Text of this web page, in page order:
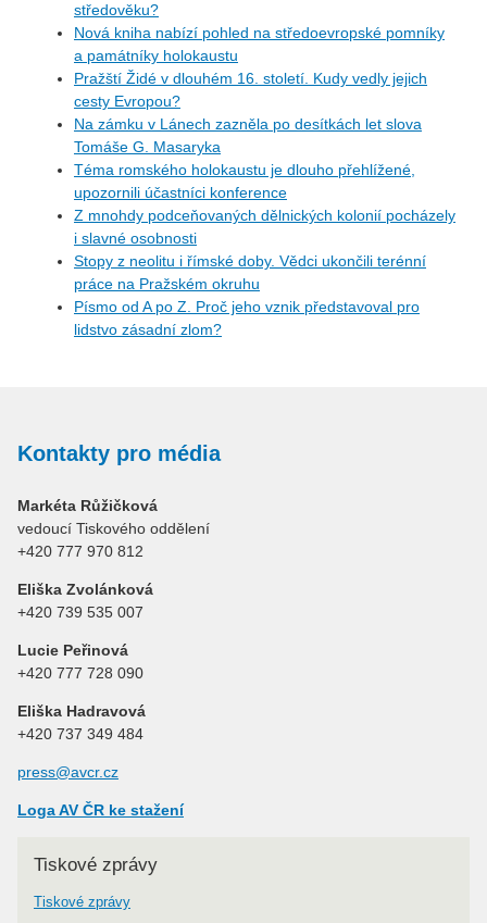
středověku?
Nová kniha nabízí pohled na středoevropské pomníky
a památníky holokaustu
Pražští Židé v dlouhém 16. století. Kudy vedly jejich
cesty Evropou?
Na zámku v Lánech zazněla po desítkách let slova
Tomáše G. Masaryka
Téma romského holokaustu je dlouho přehlížené,
upozornili účastníci konference
Z mnohdy podceňovaných dělnických kolonií pocházely
i slavné osobnosti
Stopy z neolitu i římské doby. Vědci ukončili terénní
práce na Pražském okruhu
Písmo od A po Z. Proč jeho vznik představoval pro
lidstvo zásadní zlom?
Kontakty pro média
Markéta Růžičková
vedoucí Tiskového oddělení
+420 777 970 812
Eliška Zvolánková
+420 739 535 007
Lucie Peřinová
+420 777 728 090
Eliška Hadravová
+420 737 349 484
press@avcr.cz
Loga AV ČR ke stažení
Tiskové zprávy
Tiskové zprávy